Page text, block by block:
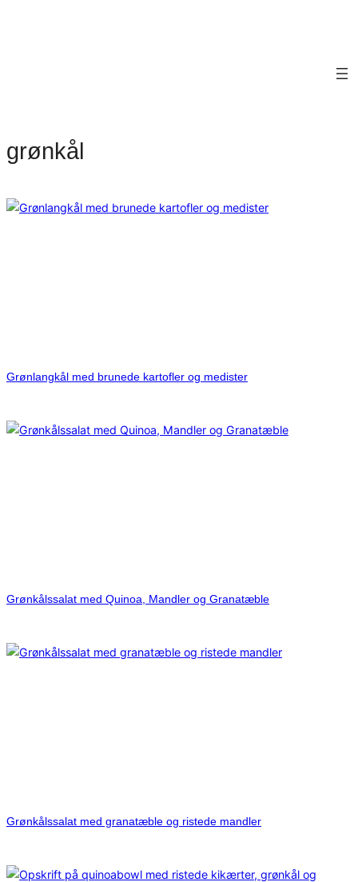
grønkål
Grønlangkål med brunede kartofler og medister
Grønkålssalat med Quinoa, Mandler og Granatæble
Grønkålssalat med granatæble og ristede mandler